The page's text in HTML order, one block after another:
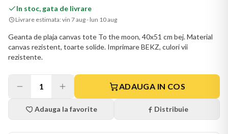
In stoc, gata de livrare
Livrare estimata: vin 7 aug - lun 10 aug
Geanta de plaja canvas tote To the moon, 40x51 cm bej. Material
canvas rezistent, toarte solide. Imprimare BEKZ, culori vii
rezistente.
1 ADAUGA IN COS
Adauga la favorite Distribuie